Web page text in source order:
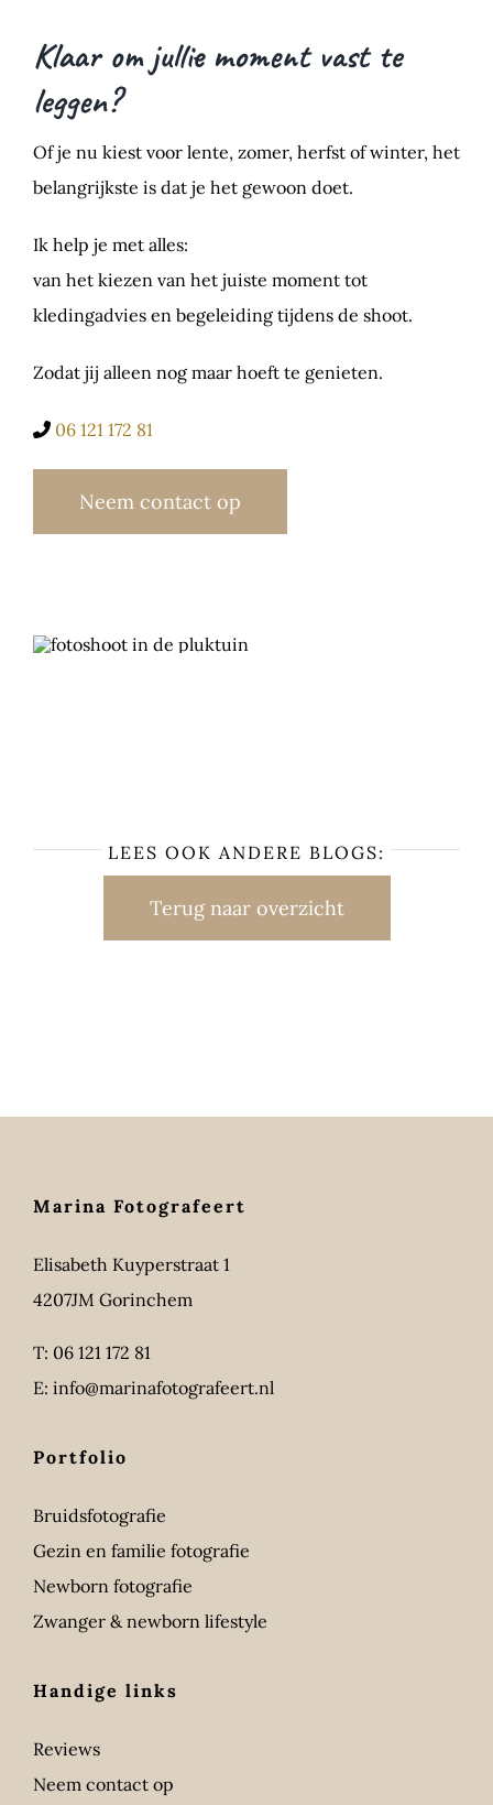
Klaar om jullie moment vast te
leggen?
Of je nu kiest voor lente, zomer, herfst of winter, het
belangrijkste is dat je het gewoon doet.
Ik help je met alles:
van het kiezen van het juiste moment tot
kledingadvies en begeleiding tijdens de shoot.
Zodat jij alleen nog maar hoeft te genieten.
06 121 172 81
Neem contact op
LEES OOK ANDERE BLOGS:
Terug naar overzicht
Marina Fotografeert
Elisabeth Kuyperstraat 1
4207JM Gorinchem
T: 06 121 172 81
E: info@marinafotografeert.nl
Portfolio
Bruidsfotografie
Gezin en familie fotografie
Newborn fotografie
Zwanger & newborn lifestyle
Handige links
Reviews
Neem contact op